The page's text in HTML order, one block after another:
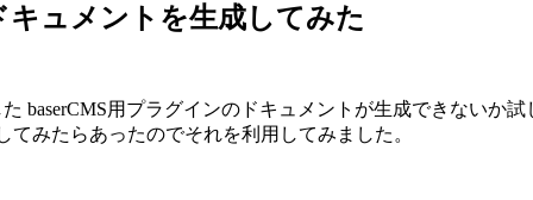
キュメントを生成してみた
baserCMS用プラグインのドキュメントが生成できないか試
みたらあったのでそれを利用してみました。